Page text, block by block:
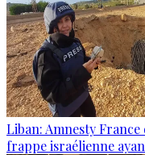
Liban: Amnesty
frappe israélienne